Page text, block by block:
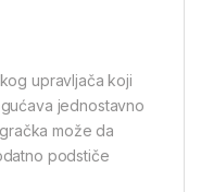
upravljača koji
jednostavno
može da
podstiče